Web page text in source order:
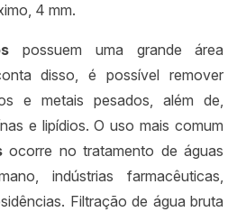
4 mm.
possuem uma grande área
disso, é possível remover
e metais pesados, além de,
e lipídios. O uso mais comum
ocorre no tratamento de águas
indústrias farmacêuticas,
Filtração de água bruta